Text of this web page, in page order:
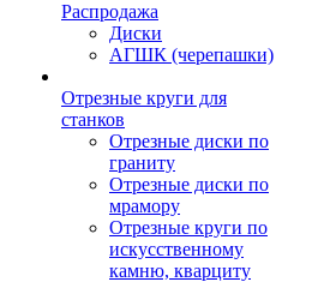
Распродажа
Диски
АГШК (черепашки)
Отрезные круги для
станков
Отрезные диски по
граниту
Отрезные диски по
мрамору
Отрезные круги по
искусственному
камню, кварциту